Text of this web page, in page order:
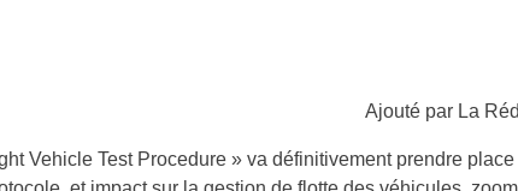
Ajouté par La
Vehicle Test Procedure » va définitivement prendre